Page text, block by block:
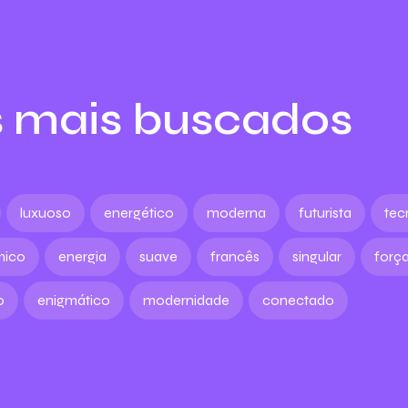
mais buscados
luxuoso energético moderna futurista
energia suave francês singular
enigmático modernidade conectado